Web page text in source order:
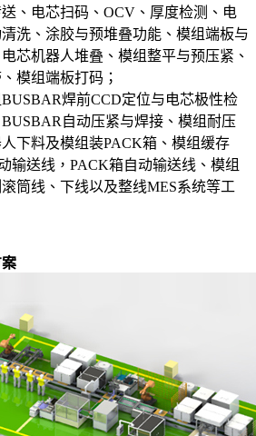
、电芯扫码、OCV、厚度检测、电
洗、涂胶与预堆叠功能、模组端板与
芯机器人堆叠、模组整平与预压紧、
模组端板打码；
焊前CCD定位与电芯极性检
自动压紧与焊接、模组耐压
下料及模组装PACK箱、模组缓存
输送线，PACK箱自动输送线、模组
筒线、下线以及整线MES系统等工